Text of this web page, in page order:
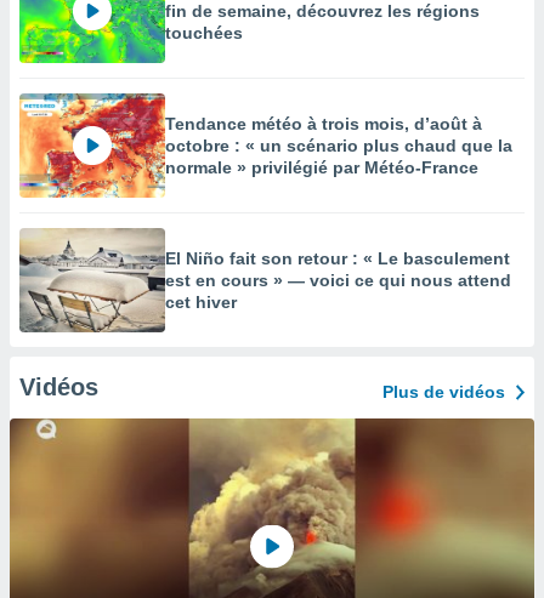
fin de semaine, découvrez les régions
touchées
Tendance météo à trois mois, d’août à
octobre : « un scénario plus chaud que la
normale » privilégié par Météo-France
El Niño fait son retour : « Le basculement
est en cours » — voici ce qui nous attend
cet hiver
Vidéos Plus de vidéos